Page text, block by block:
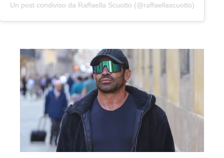
Un post condiviso da Raffaella Scuotto (@raffaellascuotto)